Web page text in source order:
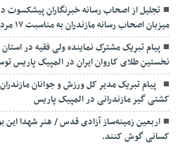
تجلیل از اصحاب رسانه خبرنگاران پیشکسوت
میزبان اصحاب رسانه مازندران به مناسبت ۱۷ مرداد روز خبرنگار بود.
پیام تبریک مشترک نماینده ولی فقیه در
نخستین طلای کاروان ایران در المپیک پاریس
پیام تبریک مدیر کل ورزش و جوانان
کشتی گیر مازندرانی در المپیک پاریس
اربعین زمینه‌ساز آزادی قدس / هنر شهدا
کسانی گوش کنند.